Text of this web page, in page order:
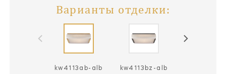
Варианты отделки:
kw4113ab-alb kw4113bz-alb